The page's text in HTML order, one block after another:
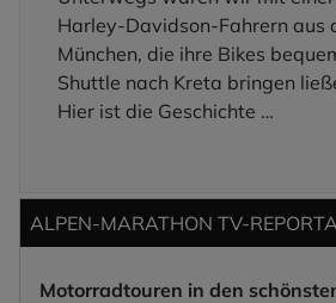
Harley-Davidson-Fahrern aus
München, die ihre Bikes
Shuttle nach Kreta bringen
Hier ist die Geschichte …
ALPEN-MARATHON TV-
Motorradtouren in den